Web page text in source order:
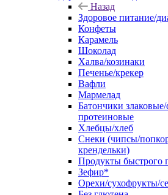
Назад
Здоровое питание/
Конфеты
Карамель
Шоколад
Халва/козинаки
Печенье/крекер
Вафли
Мармелад
Батончики
протеиновые
Хлебцы/хлеб
Снеки (чипсы/
крендельки)
Продукты быстрого
Зефир*
Орехи/сухофрукты/